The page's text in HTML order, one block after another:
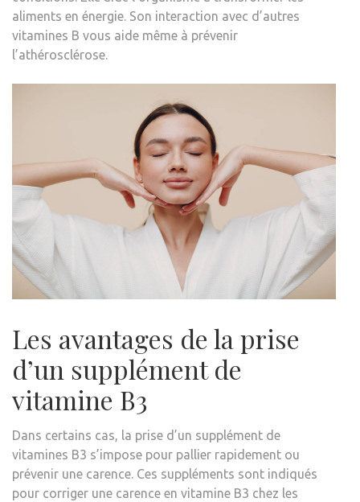
aliments en énergie. Son interaction avec d’autres
vitamines B vous aide même à prévenir
l’athérosclérose.
Les avantages de la prise
d’un supplément de
vitamine B3
Dans certains cas, la prise d’un supplément de
vitamines B3 s’impose pour pallier rapidement ou
prévenir une carence. Ces suppléments sont indiqués
pour corriger une carence en vitamine B3 chez les